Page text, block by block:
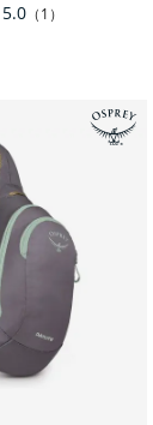
5.0（1）